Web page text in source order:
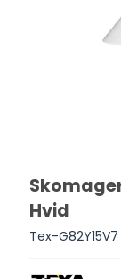
Hvid
Tex-G82Y15V7